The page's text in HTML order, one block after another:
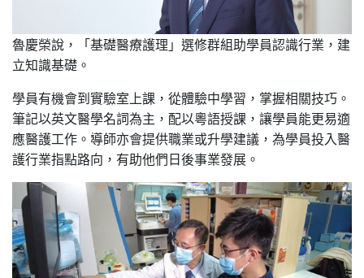
魯慶榮說，「基礎醫療護理」選修群組助學員認識行業，建
立知識基礎。
學員有機會到實驗室上課，從體驗中學習，掌握相關技巧。
筆記以英文醫學名詞為主，配以粵語授課，讓學員能更易適
應醫護工作。導師亦會提供職業或升學建議，為學員投入醫
護行業指點路向，有助他們日後事業發展。